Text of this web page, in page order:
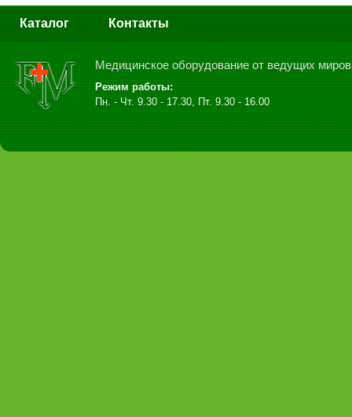
Каталог Контакты
Медицинское оборудование от ведущих
Режим работы:
Пн. - Чт. 9.30 - 17.30, Пт. 9.30 - 16.00